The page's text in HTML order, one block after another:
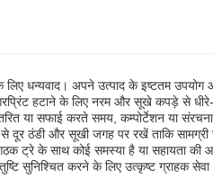
धन्यवाद। अपने उत्पाद के इष्टतम उपयोग
हटाने के लिए नरम और सूखे कपड़े से धीरे-
या सफाई करते समय, कम्पोर्टेशन या
दूर ठंडी और सूखी जगह पर रखें ताकि
के साथ कोई समस्या है या सहायता की
सुनिश्चित करने के लिए उत्कृष्ट ग्राहक